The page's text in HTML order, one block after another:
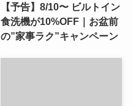
【予告】8/10〜 ビルトイン
食洗機が10%OFF｜お盆前
の”家事ラク”キャンペーン